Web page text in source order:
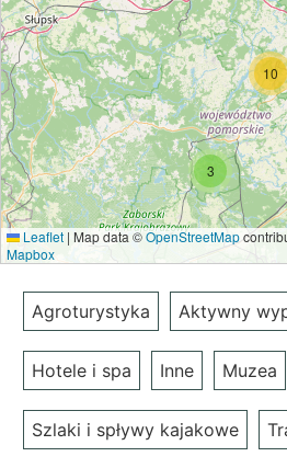
3
10
Leaflet | Map data ©OpenStreetMap
Mapbox
Agroturystyka Aktywny
Hotele i spa Inne Muzea
Szlaki i spływy kajakowe